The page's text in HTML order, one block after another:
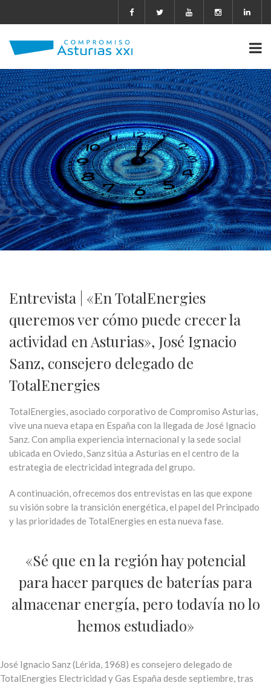
Entrevista | «En TotalEnergies
queremos ver cómo puede crecer la
actividad en Asturias», José Ignacio
Sanz, consejero delegado de
TotalEnergies
TotalEnergies, asociado corporativo de Compromiso Asturias,
vive una nueva etapa en España con la llegada de José Ignacio
Sanz. Con amplia experiencia internacional y la sede social
ubicada en Oviedo, Sanz sitúa a Asturias en el centro de la
estrategia de electricidad integrada del grupo.
A continuación, ofrecemos dos entrevistas en las que expone
su visión sobre la transición energética, el papel del Principado
y las prioridades de TotalEnergies en esta nueva fase.
«Sé que en la región hay potencial
para hacer parques de baterías para
almacenar energía, pero todavía no lo
hemos estudiado»
José Ignacio Sanz (Lérida, 1968) es consejero delegado de
TotalEnergies Electricidad y Gas España desde septiembre, tras